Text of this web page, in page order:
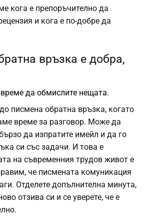
кога е препоръчително да
и кога е по-добре да
връзка е добра,
да обмислите нещата.
писмена обратна връзка, когато
време за разговор. Може да
да изпратите имейл и да го
си със задачи. И това е
на съвременния трудов живот е
че писмената комуникация
Отделете допълнителна минута,
отзива си и се уверете, че е